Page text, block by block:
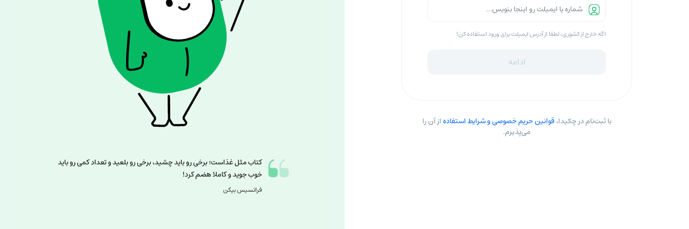
اگه خارج از کشوری، لطفا از آدرس ایمیلت برای ورود استفاده کن!
ادامه
با ثبت‌نام در چکیدا، قوانین حریم خصوصی و شرایط استفادهاز آن را
می‌پذیرم.